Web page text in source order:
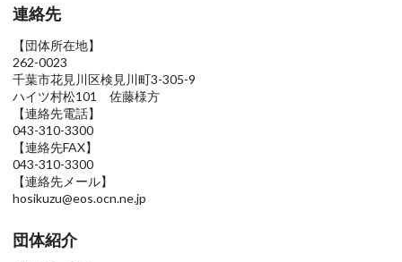
連絡先
【団体所在地】
262-0023
千葉市花見川区検見川町3-305-9
ハイツ村松101 佐藤様方
【連絡先電話】
043-310-3300
【連絡先FAX】
043-310-3300
【連絡先メール】
hosikuzu@eos.ocn.ne.jp
団体紹介